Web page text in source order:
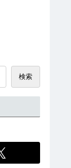
検索